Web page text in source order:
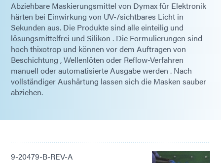
Abziehbare Maskierungsmittel von Dymax für Elektronik
härten bei Einwirkung von UV-/sichtbares Licht in
Sekunden aus. Die Produkte sind alle einteilig und
lösungsmittelfrei und Silikon . Die Formulierungen sind
hoch thixotrop und können vor dem Auftragen von
Beschichtung , Wellenlöten oder Reflow-Verfahren
manuell oder automatisierte Ausgabe werden . Nach
vollständiger Aushärtung lassen sich die Masken sauber
abziehen.
9-20479-B-REV-A